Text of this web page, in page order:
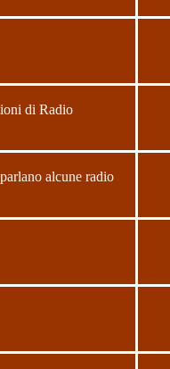
di Radio
alcune radio